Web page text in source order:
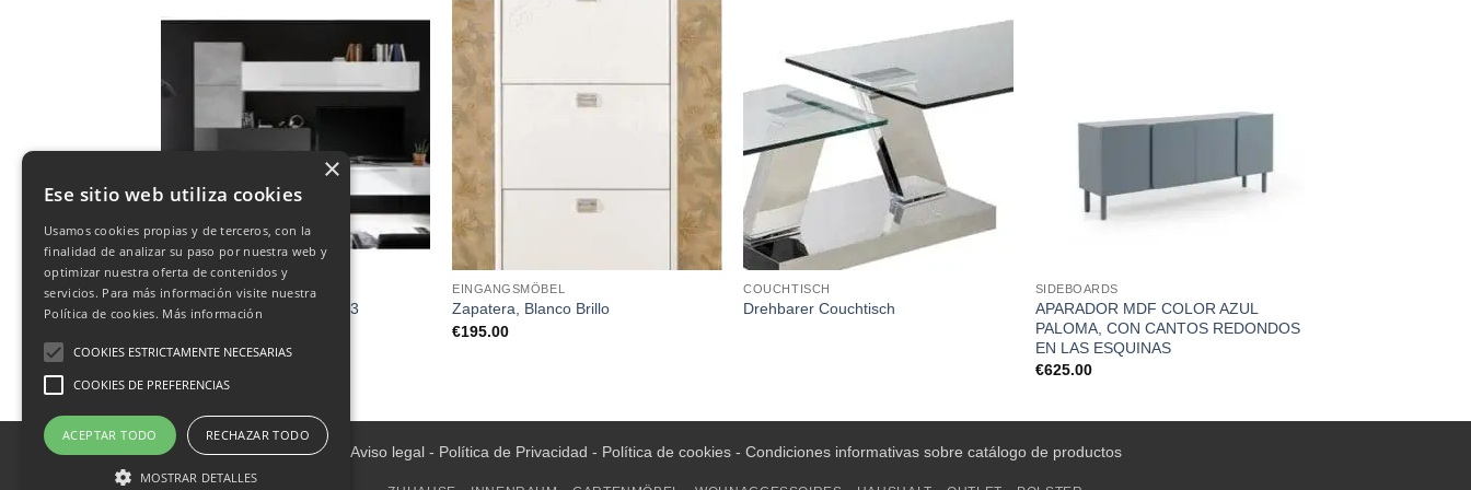
KOMPOSITIONEN
Unendliche Komposition 053
EINGANGSMÖBEL
Zapatera, Blanco Brillo
€195.00
COUCHTISCH
Drehbarer Couchtisch
SIDEBOARDS
APARADOR MDF COLOR AZUL
PALOMA, CON CANTOS REDONDOS
EN LAS ESQUINAS
€625.00
Aviso legal- Política de Privacidad - Política de cookies- Condiciones informativas sobre catálogo de productos
×
Ese sitio web utiliza cookies
Usamos cookies propias y de terceros, con la
finalidad de analizar su paso por nuestra web y
optimizar nuestra oferta de contenidos y
servicios. Para más información visite nuestra
Política de cookies. Más información
COOKIES ESTRICTAMENTE NECESARIAS
COOKIES DE PREFERENCIAS
ACEPTAR TODO RECHAZAR TODO
MOSTRAR DETALLES